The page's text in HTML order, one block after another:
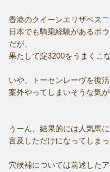
香港のクイーンエリザベス二
日本でも騎乗経験があるボ
だが、
果たして淀3200をうまくこ
いや、トーセンレーヴを復活
案外やってしまいそうな気が
うーん、結果的には人気馬
言及しただけになってしまっ
穴候補については前述したア